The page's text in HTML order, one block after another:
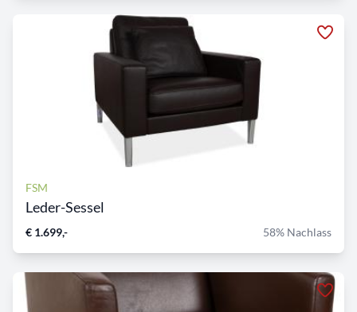
FSM
Leder-Sessel
€ 1.699,- 58% Nachlass